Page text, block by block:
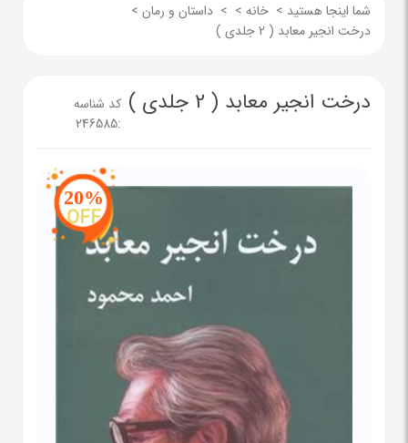
شما اینجا هستید > خانه >
> داستان و رمان >
درخت انجیر معابد ( 2 جلدی )
درخت انجیر معابد ( 2 جلدی )
کد شناسه
:
246585
20%
OFF